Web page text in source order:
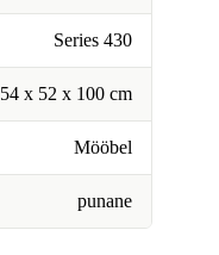
Series 430
54 x 52 x 100 cm
Mööbel
punane